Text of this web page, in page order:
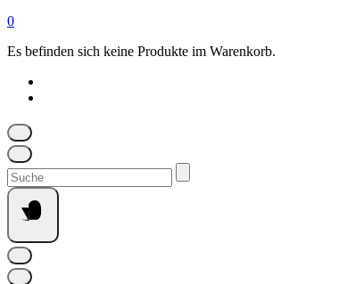
0
Es befinden sich keine Produkte im Warenkorb.
Suchen
nach: